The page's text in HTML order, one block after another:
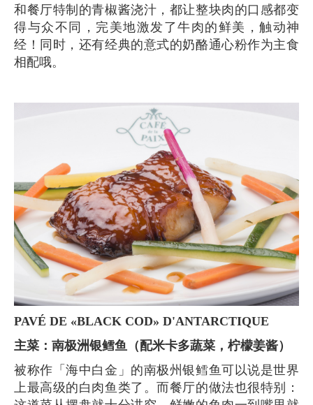
和餐厅特制的青椒酱浇汁，都让整块肉的口感都变
得与众不同，完美地激发了牛肉的鲜美，触动神
经！同时，还有经典的意式的奶酪通心粉作为主食
相配哦。
PAVÉ DE «BLACK COD» D'ANTARCTIQUE
主菜：南极洲银鳕鱼（配米卡多蔬菜，柠檬姜酱）
被称作「海中白金」的南极州银鳕鱼可以说是世界
上最高级的白肉鱼类了。而餐厅的做法也很特别：